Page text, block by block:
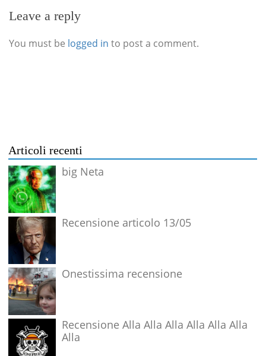
Leave a reply
You must be logged in to post a comment.
Articoli recenti
big Neta
Recensione articolo 13/05
Onestissima recensione
Recensione Alla Alla Alla Alla Alla Alla
Alla